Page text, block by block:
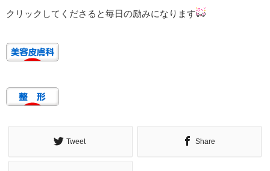
クリックしてくださると毎日の励みになります
Tweet Share